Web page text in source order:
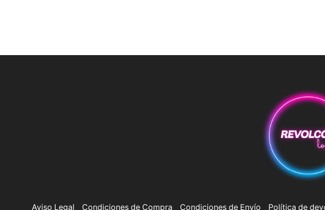
Aviso Legal Condiciones de Compra Condiciones de Envío Política de